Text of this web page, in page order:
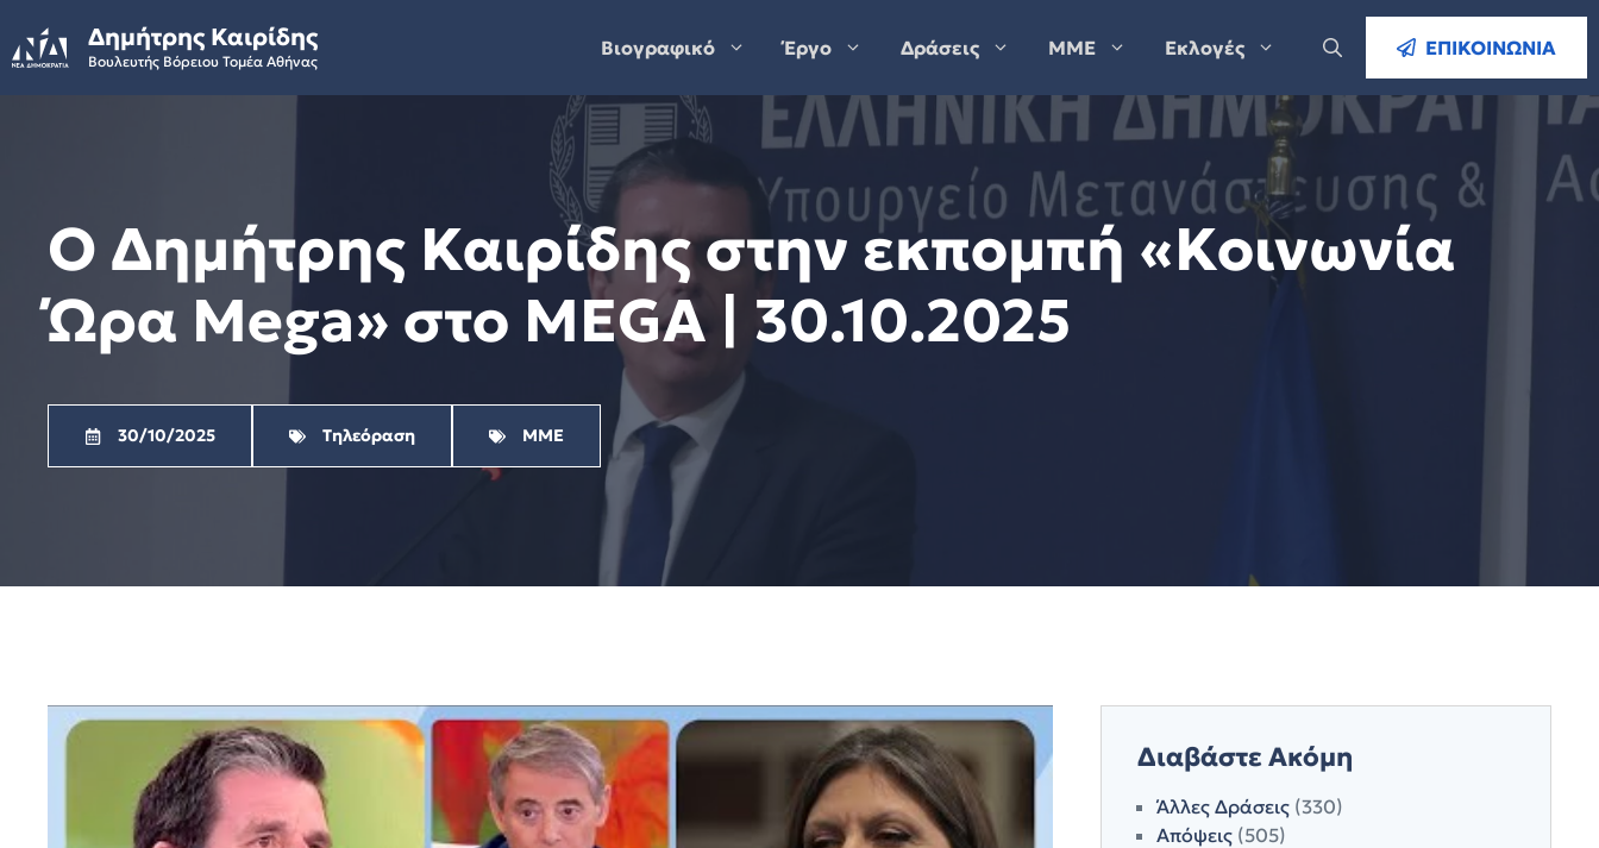
to
content
Δημήτρης Καιρίδης
Βουλευτής Βόρειου Τομέα Αθήνας
Βιογραφικό Έργο Δράσεις ΜΜΕ Εκλογές ΕΠΙΚΟΙΝΩΝΙΑ
Ο Δημήτρης Καιρίδης στην εκπομπή «Κοινωνία
Ώρα Mega» στο MEGA | 30.10.2025
30/10/2025 Τηλεόραση ΜΜΕ
Διαβάστε Ακόμη
Άλλες Δράσεις(330)
Απόψεις(505)